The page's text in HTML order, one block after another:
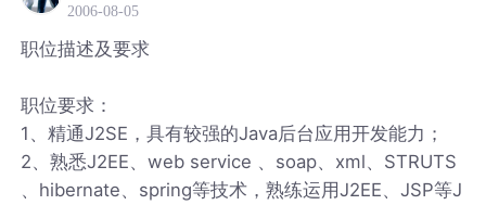
2006-08-05
职位描述及要求
职位要求：
1、精通J2SE，具有较强的Java后台应用开发能力；
2、熟悉J2EE、web service 、soap、xml、STRUTS
、hibernate、spring等技术，熟练运用J2EE、JSP等J